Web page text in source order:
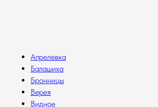
Апрелевка
Балашиха
Бронницы
Верея
Видное